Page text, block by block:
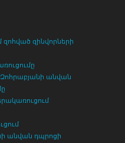
զինվորների
անվան
անվան դպրոցի